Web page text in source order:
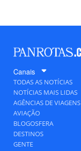
Canais
TODAS AS NOTÍCIAS
NOTÍCIAS MAIS LIDAS
AGÊNCIAS DE VIAGENS
AVIAÇÃO
BLOGOSFERA
DESTINOS
GENTE